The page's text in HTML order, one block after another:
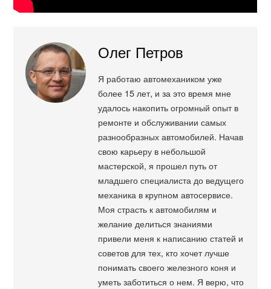
Олег Петров
Я работаю автомехаником уже
более 15 лет, и за это время мне
удалось накопить огромный опыт в
ремонте и обслуживании самых
разнообразных автомобилей. Начав
свою карьеру в небольшой
мастерской, я прошел путь от
младшего специалиста до ведущего
механика в крупном автосервисе.
Моя страсть к автомобилям и
желание делиться знаниями
привели меня к написанию статей и
советов для тех, кто хочет лучше
понимать своего железного коня и
уметь заботиться о нем. Я верю, что